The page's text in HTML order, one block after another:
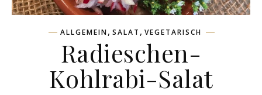
ALLGEMEIN, SALAT , VEGETARISCH
Radieschen-
Kohlrabi-Salat